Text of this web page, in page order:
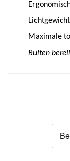
Lichtgewicht
Maximale
Buiten